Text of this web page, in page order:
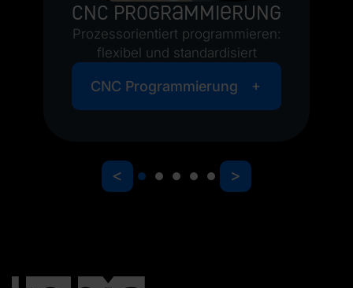
CNC Programmierung
Prozessorientiert programmieren:
flexibel und standardisiert
CNC Programmierung
< >